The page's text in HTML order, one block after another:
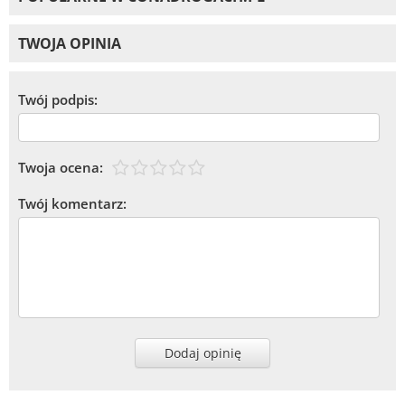
TWOJA OPINIA
Twój podpis:
Twoja ocena:
Twój komentarz:
Dodaj opinię